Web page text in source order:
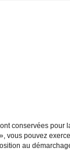
conservées pour
vous pouvez
au